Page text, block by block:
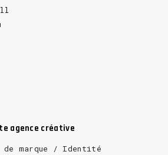
agence créative
de marque / Identité